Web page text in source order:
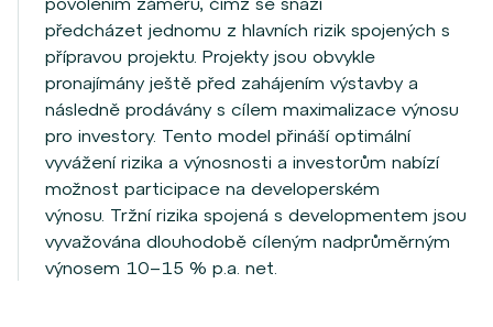
předcházet jednomu z hlavních rizik spojených s
přípravou projektu. Projekty jsou obvykle
pronajímány ještě před zahájením výstavby a
následně prodávány s cílem maximalizace výnosu
pro investory. Tento model přináší optimální
vyvážení rizika a výnosnosti a investorům nabízí
možnost participace na developerském
výnosu. Tržní rizika spojená s developmentem jsou
vyvažována dlouhodobě cíleným nadprůměrným
výnosem 10–15 % p.a. net.